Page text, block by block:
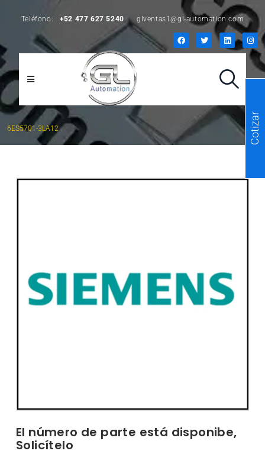
Teléfono: +52 477 627 5240 glventas1@gl-automation.com
6ES5701-3LA12
El número de parte está disponibe,
Solicítelo
Cotizar